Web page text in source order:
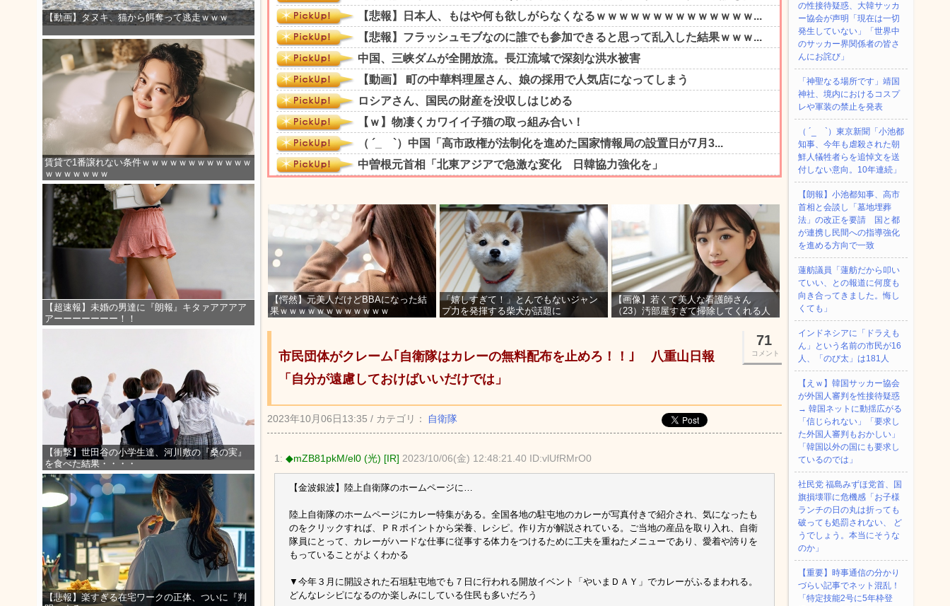
【動画】タヌキ、猫から餌奪って逃走ｗｗｗ
賃貸で1番譲れない条件ｗｗｗｗｗｗｗｗｗｗｗｗ
ｗｗｗｗｗｗｗ
【超速報】未婚の男達に『朗報』キタァアアアア
アーーーーーーー！！
【衝撃】世田谷の小学生達、河川敷の『桑の実』
を食べた結果・・・・
【悲報】楽すぎる在宅ワークの正体、ついに『判
【愕然】元美人だけどBBAになった結
果ｗｗｗｗｗｗｗｗｗｗｗｗ
「嬉しすぎて！」とんでもないジャン
プ力を発揮する柴犬が話題に
【画像】若くて美人な看護師さん
（23）汚部屋すぎて掃除してくれる人
71
コメント
市民団体がクレーム｢自衛隊はカレーの無料配布を止めろ！！｣ 八重山日報
「自分が遠慮しておけばいいだけでは」
2023年10月06日13:35 / カテゴリ： 自衛隊
1: ◆mZB81pkM/el0 (光) [IR] 2023/10/06(金) 12:48:21.40 ID:vlUfRMrO0
【金波銀波】陸上自衛隊のホームページに…
陸上自衛隊のホームページにカレー特集がある。全国各地の駐屯地のカレーが写真付きで紹介され、気になったも
のをクリックすれば、ＰＲポイントから栄養、レシピ。作り方が解説されている。ご当地の産品を取り入れ、自衛
隊員にとって、カレーがハードな仕事に従事する体力をつけるために工夫を重ねたメニューであり、愛着や誇りを
もっていることがよくわかる
▼今年３月に開設された石垣駐屯地でも７日に行われる開放イベント「やいまＤＡＹ」でカレーがふるまわれる。
どんなレシピになるのか楽しみにしている住民も多いだろう
の性接待疑惑、大韓サッカ
ー協会が声明「現在は一切
発生していない」「世界中
のサッカー界関係者の皆さ
んにお詫び」
「神聖なる場所です」靖国
神社、境内におけるコスプ
レや軍装の禁止を発表
（ ´_ゝ`）東京新聞「小池都
知事、今年も虐殺された朝
鮮人犠牲者らを追悼文を送
付しない意向。10年連続」
【朗報】小池都知事、高市
首相と会談し「墓地埋葬
法」の改正を要請 国と都
が連携し民間への指導強化
を進める方向で一致
蓮舫議員「蓮舫だから叩い
ていい、との報道に何度も
向き合ってきました。悔し
くても」
インドネシアに「ドラえも
ん」という名前の市民が16
人、「のび太」は181人
【えｗ】韓国サッカー協会
が外国人審判を性接待疑惑
→ 韓国ネットに動揺広がる
「信じられない」「要求し
た外国人審判もおかしい」
「韓国以外の国にも要求し
ているのでは」
社民党 福島みずほ党首、国
旗損壊罪に危機感「お子様
ランチの日の丸は折っても
破っても処罰されない、 ど
うでしょう。本当にそうな
のか」
【重要】時事通信の分かり
づらい記事でネット混乱！
「特定技能2号に5年枠登